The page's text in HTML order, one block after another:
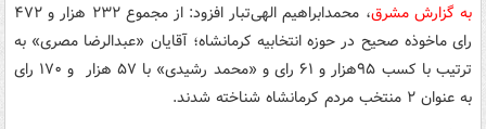
به گزارش مشرق
،‌ محمدابراهیم الهی‌تبار افزود: از مجموع ۲۳۲ هزار و ۴۷۲
رای ماخوذه صحیح در حوزه انتخابیه کرمانشاه؛ آقایان «عبدالرضا مصری» به
ترتیب با کسب ۹۵هزار و ۶۱ رای و «محمد رشیدی» با ۵۷ هزار و ۱۷۰ رای
به عنوان ۲ منتخب مردم کرمانشاه شناخته شدند.